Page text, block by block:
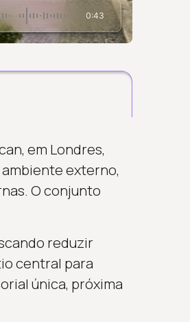
0:43
em Londres,
externo,
O conjunto
reduzir
central para
única, próxima